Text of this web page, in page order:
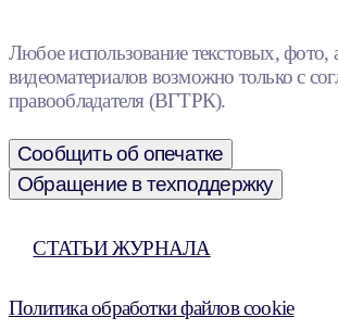
Любое использование текстовых, фото,
видеоматериалов возможно только с
правообладателя (ВГТРК).
Сообщить об опечатке
Обращение в техподдержку
СТАТЬИ ЖУРНАЛА
Политика обработки файлов cookie